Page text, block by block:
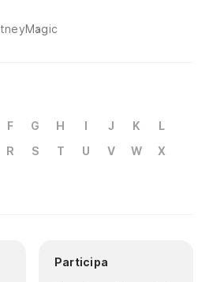
Magic
F G H I J K
L
R S T U V W
X
Participa